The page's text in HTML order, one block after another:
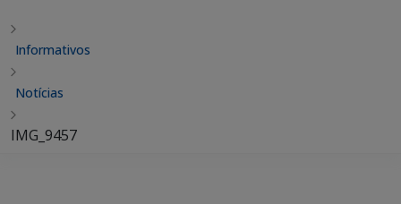
Informativos
Notícias
IMG_9457